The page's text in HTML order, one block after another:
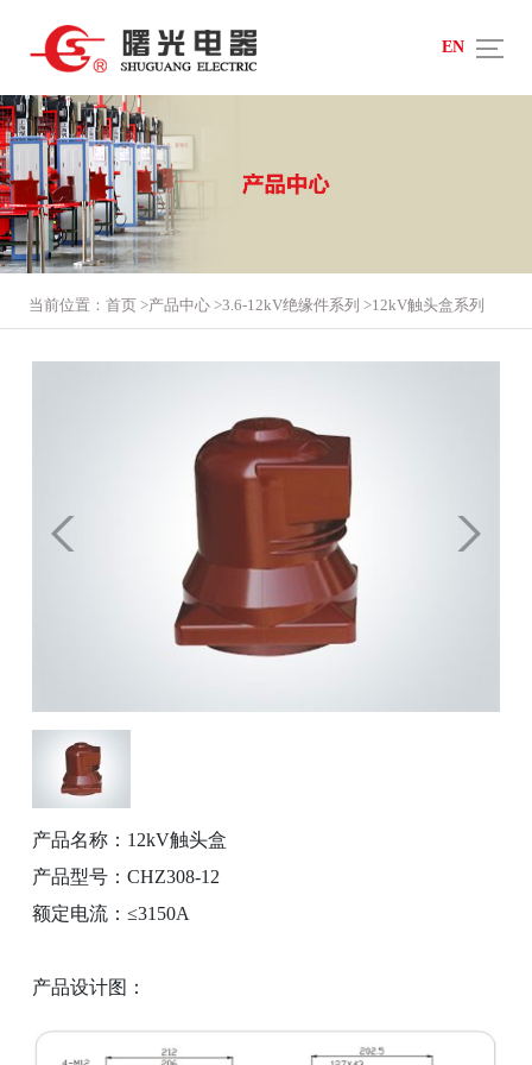
EN
当前位置： 首页>产品中心>3.6-12kV绝缘件系列 >12kV触头盒系列
产品名称：12kV触头盒
产品型号：CHZ308-12
额定电流：≤3150A
产品设计图：